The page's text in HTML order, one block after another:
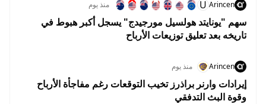
Arincen
U منذ يوم
سهم "يونايتد هولسيل مورجيدج" يسجل أكبر هبوط في
تاريخه بعد تعليق توزيعات الأرباح
Arincen منذ يوم
إيرادات وارنر براذرز تخيب التوقعات رغم مفاجأة الأرباح
وقوة البث التدفقي